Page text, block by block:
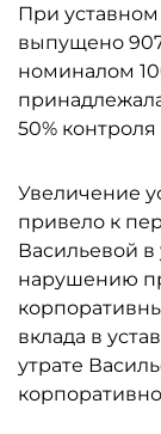
При
выпущено
номиналом
50%
Увеличение
привело к
Васильевой в
нарушению
вклада в
утрате